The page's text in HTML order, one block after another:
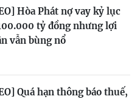
Hòa Phát nợ vay kỷ lục
tỷ đồng nhưng lợi
vẫn bùng nổ
Quá hạn thông báo thuế,